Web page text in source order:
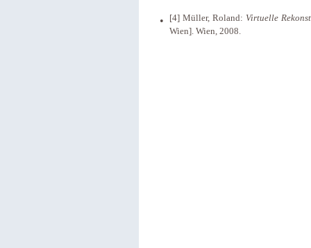
[4] Müller, Roland: Virtuelle
Wien]. Wien, 2008.